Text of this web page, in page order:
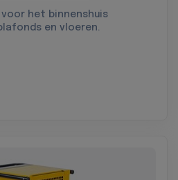
voor het binnenshuis
en vloeren.